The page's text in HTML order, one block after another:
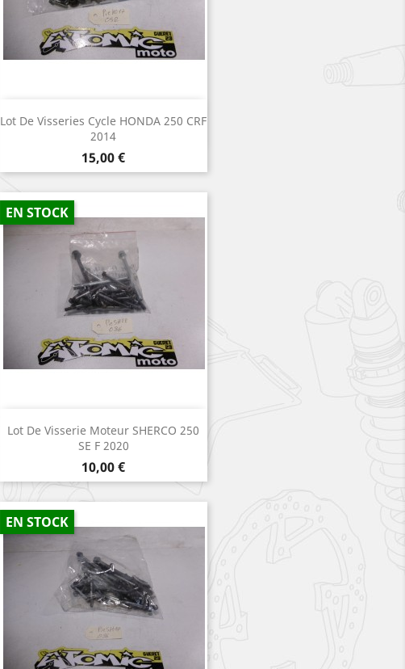
Lot De Visseries Cycle HONDA 250 CRF
2014
Prix
15,00 €
Aperçu rapide
Lot De Visserie Moteur SHERCO 250
SE F 2020
Prix
10,00 €
EN STOCK
Aperçu rapide
EN STOCK